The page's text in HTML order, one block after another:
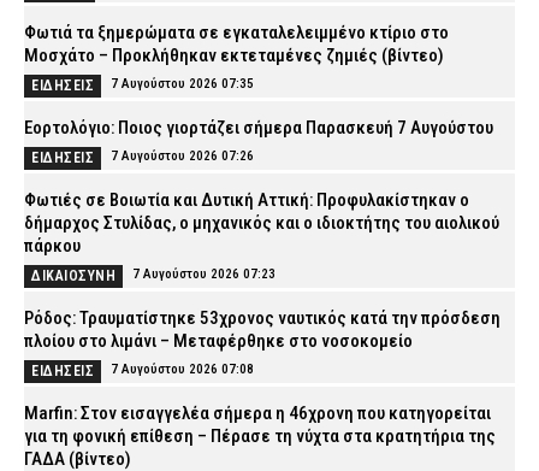
Φωτιά τα ξημερώματα σε εγκαταλελειμμένο κτίριο στο
Μοσχάτο – Προκλήθηκαν εκτεταμένες ζημιές (βίντεο)
ΕΙΔΗΣΕΙΣ 7 Αυγούστου 2026 07:35
Εορτολόγιο: Ποιος γιορτάζει σήμερα Παρασκευή 7 Αυγούστου
ΕΙΔΗΣΕΙΣ 7 Αυγούστου 2026 07:26
Φωτιές σε Βοιωτία και Δυτική Αττική: Προφυλακίστηκαν ο
δήμαρχος Στυλίδας, ο μηχανικός και ο ιδιοκτήτης του αιολικού
πάρκου
ΔΙΚΑΙΟΣΥΝΗ 7 Αυγούστου 2026 07:23
Ρόδος: Τραυματίστηκε 53χρονος ναυτικός κατά την πρόσδεση
πλοίου στο λιμάνι – Μεταφέρθηκε στο νοσοκομείο
ΕΙΔΗΣΕΙΣ 7 Αυγούστου 2026 07:08
Marfin: Στον εισαγγελέα σήμερα η 46χρονη που κατηγορείται
για τη φονική επίθεση – Πέρασε τη νύχτα στα κρατητήρια της
ΓΑΔΑ (βίντεο)